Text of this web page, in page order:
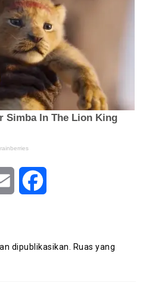
Email
dipublikasikan.
Ruas yang